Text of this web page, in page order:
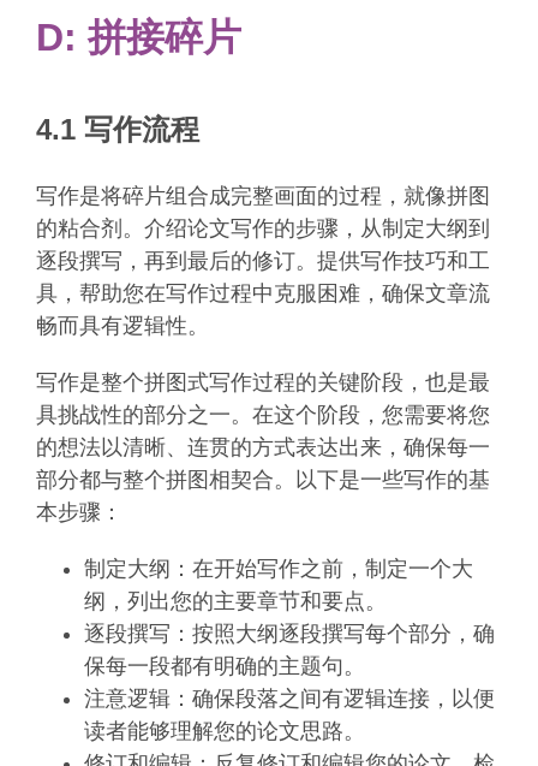
D: 拼接碎片
4.1 写作流程
写作是将碎片组合成完整画面的过程，就像拼图
的粘合剂。介绍论文写作的步骤，从制定大纲到
逐段撰写，再到最后的修订。提供写作技巧和工
具，帮助您在写作过程中克服困难，确保文章流
畅而具有逻辑性。
写作是整个拼图式写作过程的关键阶段，也是最
具挑战性的部分之一。在这个阶段，您需要将您
的想法以清晰、连贯的方式表达出来，确保每一
部分都与整个拼图相契合。以下是一些写作的基
本步骤：
制定大纲：在开始写作之前，制定一个大
纲，列出您的主要章节和要点。
逐段撰写：按照大纲逐段撰写每个部分，确
保每一段都有明确的主题句。
注意逻辑：确保段落之间有逻辑连接，以便
读者能够理解您的论文思路。